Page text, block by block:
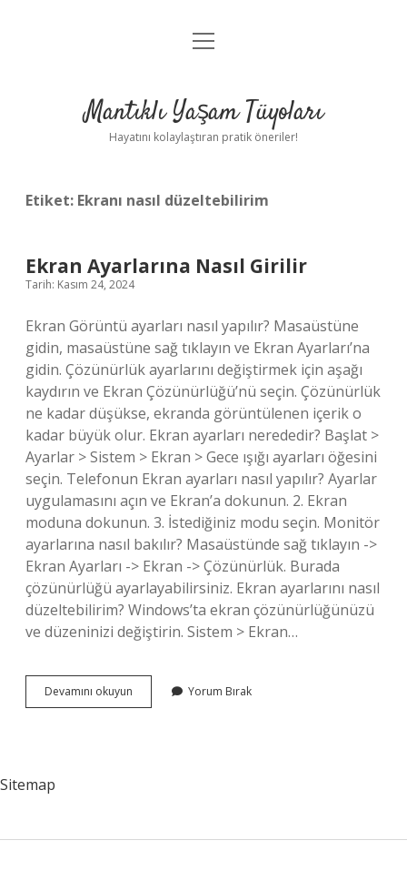
Anasayfa
Yasal Uyarı
menüyü
Mantıklı Yaşam Tüyoları
Hayatını kolaylaştıran pratik öneriler!
Etiket: Ekranı nasıl düzeltebilirim
Ekran Ayarlarına Nasıl Girilir
Tarih: Kasım 24, 2024
Ekran Görüntü ayarları nasıl yapılır? Masaüstüne
gidin, masaüstüne sağ tıklayın ve Ekran Ayarları’na
gidin. Çözünürlük ayarlarını değiştirmek için aşağı
kaydırın ve Ekran Çözünürlüğü’nü seçin. Çözünürlük
ne kadar düşükse, ekranda görüntülenen içerik o
kadar büyük olur. Ekran ayarları nerededir? Başlat >
Ayarlar > Sistem > Ekran > Gece ışığı ayarları öğesini
seçin. Telefonun Ekran ayarları nasıl yapılır? Ayarlar
uygulamasını açın ve Ekran’a dokunun. 2. Ekran
moduna dokunun. 3. İstediğiniz modu seçin. Monitör
ayarlarına nasıl bakılır? Masaüstünde sağ tıklayın ->
Ekran Ayarları -> Ekran -> Çözünürlük. Burada
çözünürlüğü ayarlayabilirsiniz. Ekran ayarlarını nasıl
düzeltebilirim? Windows’ta ekran çözünürlüğünüzü
ve düzeninizi değiştirin. Sistem > Ekran…
Devamını okuyun
Ayarlarına
Yorum Bırak
Sitemap